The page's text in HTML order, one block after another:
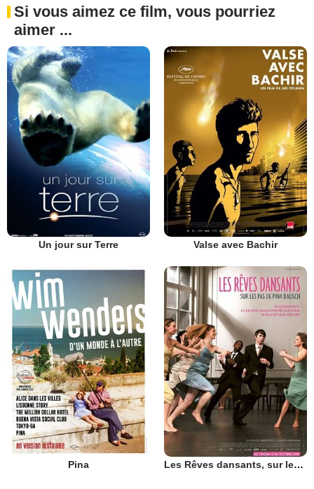
Si vous aimez ce film, vous pourriez
aimer ...
Un jour sur Terre Valse avec Bachir
Pina Les Rêves dansants, sur les pas de Pina Bausch